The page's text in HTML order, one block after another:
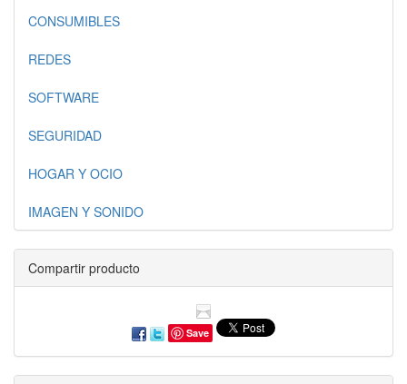
CONSUMIBLES
REDES
SOFTWARE
SEGURIDAD
HOGAR Y OCIO
IMAGEN Y SONIDO
Compartir producto
Save